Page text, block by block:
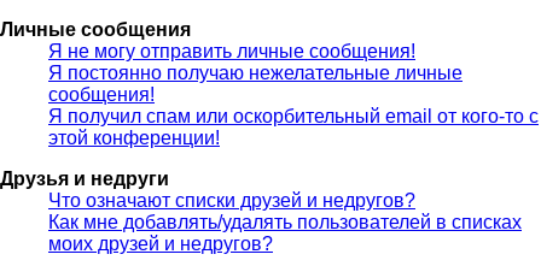
Личные сообщения
Я не могу отправить личные сообщения!
Я постоянно получаю нежелательные личные
сообщения!
Я получил спам или оскорбительный email от кого-то с
этой конференции!
Друзья и недруги
Что означают списки друзей и недругов?
Как мне добавлять/удалять пользователей в списках
моих друзей и недругов?